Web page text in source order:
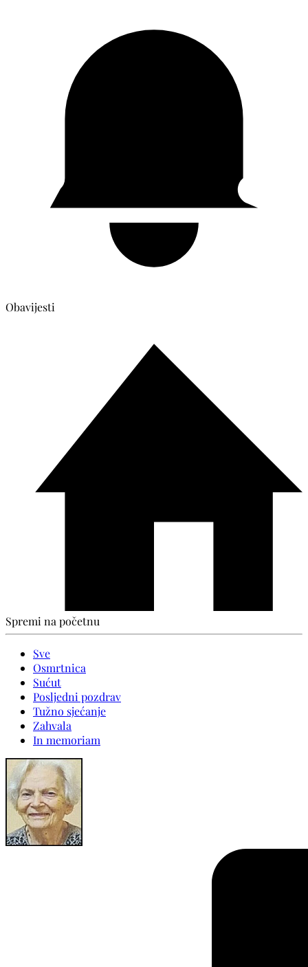
Obavijesti
Spremi na početnu
Sve
Osmrtnica
Sućut
Posljedni pozdrav
Tužno sjećanje
Zahvala
In memoriam